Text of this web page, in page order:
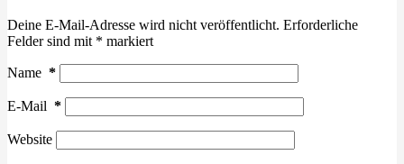
Deine E-Mail-Adresse wird nicht veröffentlicht. Erforderliche
Felder sind mit * markiert
Name *
E-Mail *
Website